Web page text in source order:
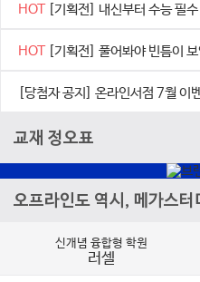
HOT[기획전] 내신부터 수능 필
HOT[기획전] 풀어봐야 빈틈이
[당첨자 공지] 온라인서점 7월 이
교재 정오표
오프라인도 역시, 메가스터
신개념 융합형 학원
러셀